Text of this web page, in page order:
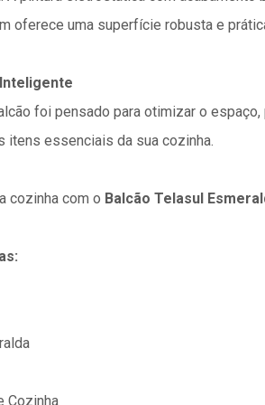
oferece uma superfície robusta e
foi pensado para otimizar o
itens essenciais da sua cozinha.
cozinha com o Balcão Telasul
Cozinha